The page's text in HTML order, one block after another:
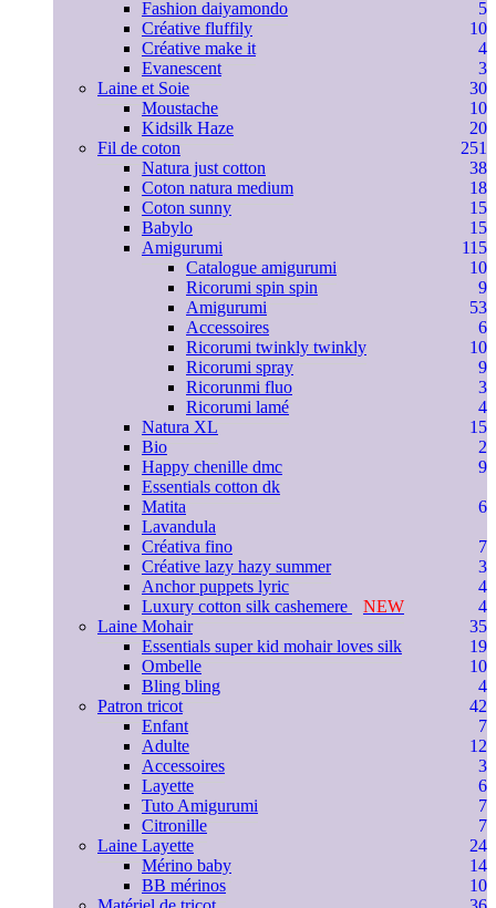
Fashion daiyamondo
5
Créative fluffily
10
Créative make it
4
Evanescent
3
Laine et Soie
30
Moustache
10
Kidsilk Haze
20
Fil de coton
251
Natura just cotton
38
Coton natura medium
18
Coton sunny
15
Babylo
15
Amigurumi
115
Catalogue amigurumi
10
Ricorumi spin spin
9
Amigurumi
53
Accessoires
6
Ricorumi twinkly twinkly
10
Ricorumi spray
9
Ricorunmi fluo
3
Ricorumi lamé
4
Natura XL
15
Bio
2
Happy chenille dmc
9
Essentials cotton dk
Matita
6
Lavandula
Créativa fino
7
Créative lazy hazy summer
3
Anchor puppets lyric
4
Luxury cotton silk cashemere
NEW
4
Laine Mohair
35
Essentials super kid mohair loves silk
19
Ombelle
10
Bling bling
4
Patron tricot
42
Enfant
7
Adulte
12
Accessoires
3
Layette
6
Tuto Amigurumi
7
Citronille
7
Laine Layette
24
Mérino baby
14
BB mérinos
10